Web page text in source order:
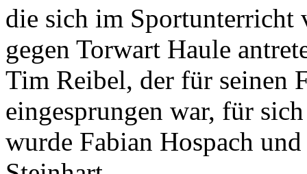
die sich im
gegen Torwart Haule
Tim Reibel, der für seinen
eingesprungen war, für
wurde Fabian Hospach